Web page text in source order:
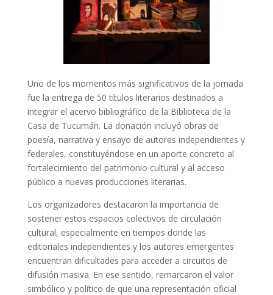
Uno de los momentos más significativos de la jornada
fue la entrega de 50 títulos literarios destinados a
integrar el acervo bibliográfico de la Biblioteca de la
Casa de Tucumán. La donación incluyó obras de
poesía, narrativa y ensayo de autores independientes y
federales, constituyéndose en un aporte concreto al
fortalecimiento del patrimonio cultural y al acceso
público a nuevas producciones literarias.
Los organizadores destacaron la importancia de
sostener estos espacios colectivos de circulación
cultural, especialmente en tiempos donde las
editoriales independientes y los autores emergentes
encuentran dificultades para acceder a circuitos de
difusión masiva. En ese sentido, remarcaron el valor
simbólico y político de que una representación oficial